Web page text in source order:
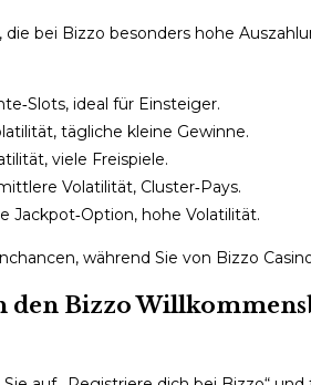
bei Bizzo besonders hohe
ideal für Einsteiger.
tägliche kleine Gewinne.
viele Freispiele.
Volatilität, Cluster‑Pays.
Jackpot‑Option, hohe Volatilität.
während Sie von Bizzo
den Bizzo